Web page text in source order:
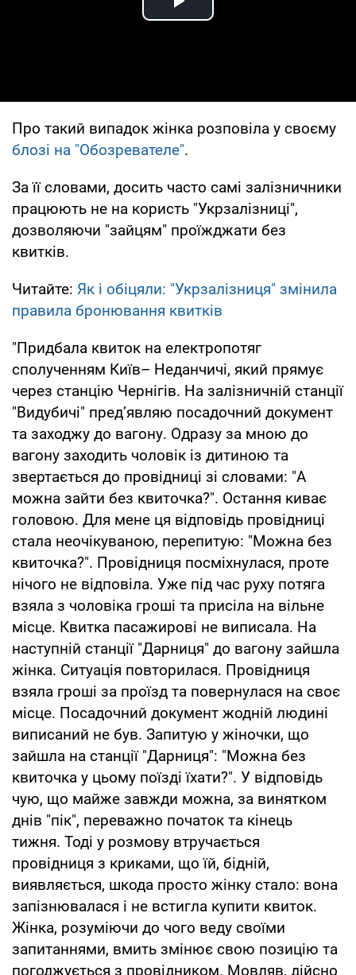
Play Video
Про такий випадок жінка розповіла у своєму
блозі на "Обозревателе".
За її словами, досить часто самі залізничники
працюють не на користь "Укрзалізниці",
дозволяючи "зайцям" проїжджати без
квитків.
Читайте: Як і обіцяли: "Укрзалізниця" змінила
правила бронювання квитків
"Придбала квиток на електропотяг
сполученням Київ– Неданчичі, який прямує
через станцію Чернігів. На залізничній станції
"Видубичі" пред’являю посадочний документ
та заходжу до вагону. Одразу за мною до
вагону заходить чоловік із дитиною та
звертається до провідниці зі словами: "А
можна зайти без квиточка?". Остання киває
головою. Для мене ця відповідь провідниці
стала неочікуваною, перепитую: "Можна без
квиточка?". Провідниця посміхнулася, проте
нічого не відповіла. Уже під час руху потяга
взяла з чоловіка гроші та присіла на вільне
місце. Квитка пасажирові не виписала. На
наступній станції "Дарниця" до вагону зайшла
жінка. Ситуація повторилася. Провідниця
взяла гроші за проїзд та повернулася на своє
місце. Посадочний документ жодній людині
виписаний не був. Запитую у жіночки, що
зайшла на станції "Дарниця": "Можна без
квиточка у цьому поїзді їхати?". У відповідь
чую, що майже завжди можна, за винятком
днів "пік", переважно початок та кінець
тижня. Тоді у розмову втручається
провідниця з криками, що їй, бідній,
виявляється, шкода просто жінку стало: вона
запізнювалася і не встигла купити квиток.
Жінка, розуміючи до чого веду своїми
запитаннями, вмить змінює свою позицію та
погоджується з провідником. Мовляв, дійсно